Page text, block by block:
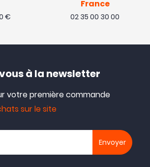
€
France
02 35 00 30 00
à la newsletter
votre première commande
sur le site